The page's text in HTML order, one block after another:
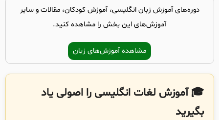
دوره‌های آموزش زبان انگلیسی، آموزش کودکان، مقالات و سایر
آموزش‌های این بخش را مشاهده کنید.
مشاهده آموزش‌های زبان
🎓 آموزش لغات انگلیسی را اصولی یاد
بگیرید